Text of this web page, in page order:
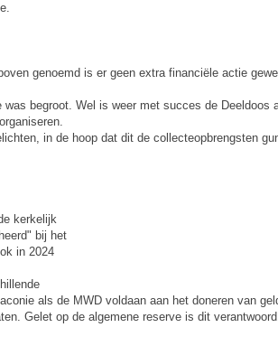
genoemd is er geen extra financiële actie
begroot. Wel is weer met succes de Deeldoos
in de hoop dat dit de collecteopbrengsten
kerkelijk
bij het
in 2024
als de MWD voldaan aan het doneren van
Gelet op de algemene reserve is dit